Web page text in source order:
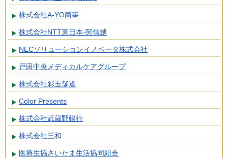
株式会社A-YO商事
株式会社NTT東日本-関信越
NECソリューションイノベータ株式会社
戸田中央メディカルケアグループ
株式会社彩玉舗道
Color Presents
株式会社武蔵野銀行
株式会社三和
医療生協さいたま生活協同組合